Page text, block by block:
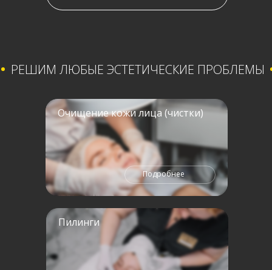
РЕШИМ ЛЮБЫЕ ЭСТЕТИЧЕСКИЕ ПРОБЛЕМЫ
Пилинги
Подробнее
Очищение кожи лица (чистки)